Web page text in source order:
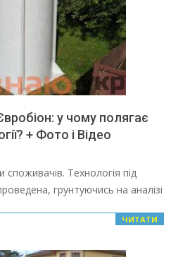
у чому полягає
+ Фото і Відео
споживачів. Технологія під
грунтуючись на аналізі
ЧИТАТИ